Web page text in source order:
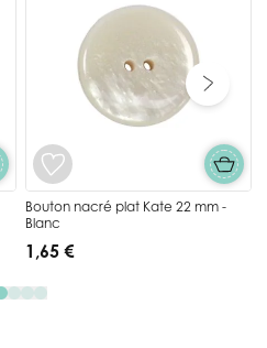
Bouton nacré plat Kate 22 mm -
Blanc
1,65 €